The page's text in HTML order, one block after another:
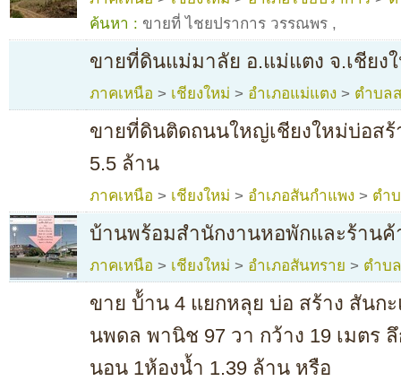
ค้นหา : ขายที่ ไชยปราการ วรรณพร ,
ขายที่ดินแม่มาลัย อ.แม่แตง จ.เชียง
ภาคเหนือ > เชียงใหม่ > อำเภอแม่แตง > ตำบล
ขายที่ดินติดถนนใหญ่เชียงใหม่บ่อสร้
5.5 ล้าน
ภาคเหนือ > เชียงใหม่ > อำเภอสันกำแพง > ตำ
บ้านพร้อมสำนักงานหอพักและร้านค้
ภาคเหนือ > เชียงใหม่ > อำเภอสันทราย > ตำบ
ขาย บ้้าน 4 แยกหลุย บ่อ สร้าง สันก
นพดล พานิช 97 วา กว้าง 19 เมตร
นอน 1ห้องน้ำ 1.39 ล้าน หรือ